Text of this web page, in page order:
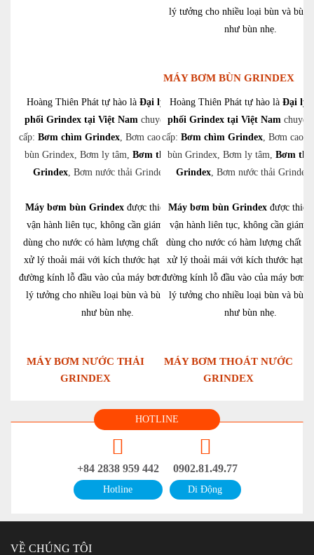
lý tưởng cho nhiều loại bùn và bùn,
như bùn nhẹ.
MÁY BƠM BÙN GRINDEX
Hoàng Thiên Phát tự hào là Đại lý phân
phối Grindex tại Việt Nam chuyên cung
cấp: Bơm chìm Grindex, Bơm cao áp, Bơm
bùn Grindex, Bơm ly tâm, Bơm thủy lực
Grindex, Bơm nước thải Grindex,….
Máy bơm bùn Grindexđược thiết kế để
vận hành liên tục, không cần giám sát và
dùng cho nước có hàm lượng chất rắn cao,
xử lý thoải mái với kích thước hạt lên đến
đường kính lỗ đầu vào của máy bơm. Chúng
lý tưởng cho nhiều loại bùn và bùn, cũng
như bùn nhẹ.
MÁY BƠM NƯỚC THẢI
GRINDEX
Hoàng Thiên Phát tự hào là Đại lý
phối Grindex tại Việt Nam
cấp: Bơm chìm Grindex, Bơm cao
bùn Grindex, Bơm ly tâm, Bơm
Grindex, Bơm nước thải
Máy bơm bùn Grindexđược thiết
vận hành liên tục, không cần giám
dùng cho nước có hàm lượng chất
xử lý thoải mái với kích thước hạt
đường kính lỗ đầu vào của máy bơm.
lý tưởng cho nhiều loại bùn và bùn,
như bùn nhẹ.
MÁY BƠM THOÁT NƯỚC
GRINDEX
HOTLINE
+84 2838 959 442
Hotline
0902.81.49.77
Di Động
VỀ CHÚNG TÔI